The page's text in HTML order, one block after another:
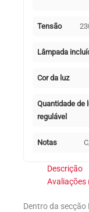
Tensão
Lâmpada
Cor da luz
Quantidade de
regulável
Notas
Descrição
Avaliações
Dentro da